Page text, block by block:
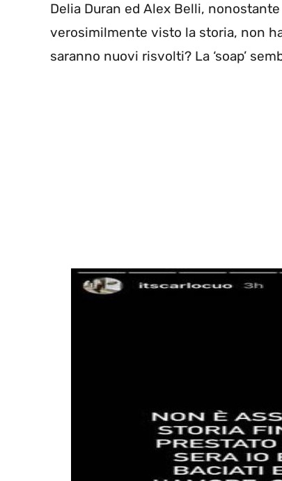
Delia Duran ed Alex Belli,
verosimilmente visto la storia, non
saranno nuovi risvolti? La ‘soap’